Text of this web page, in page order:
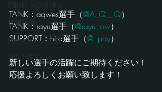
STREET FIGHTER V
番組出演
Streamer
VALORANT
TANK：aqwes選手（@A_Q__Q）
TANK：rayu選手（@rayu_ow）
SUPPORT：hira選手（@_pdy）
新しい選手の活躍にご期待ください！
応援よろしくお願い致します！